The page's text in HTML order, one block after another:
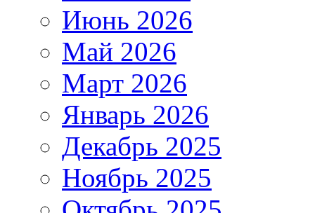
Июнь 2026
Май 2026
Март 2026
Январь 2026
Декабрь 2025
Ноябрь 2025